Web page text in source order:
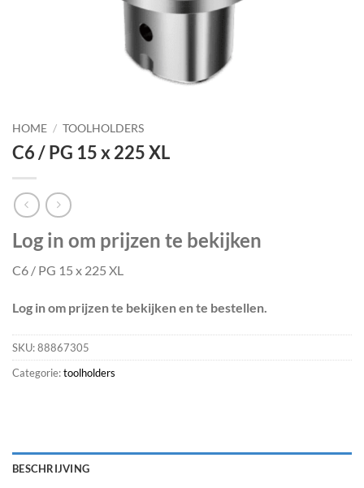
HOME / TOOLHOLDERS
C6 / PG 15 x 225 XL
Log in om prijzen te bekijken
C6 / PG 15 x 225 XL
Log in om prijzen te bekijken en te bestellen.
SKU:88867305
Categorie:toolholders
BESCHRIJVING